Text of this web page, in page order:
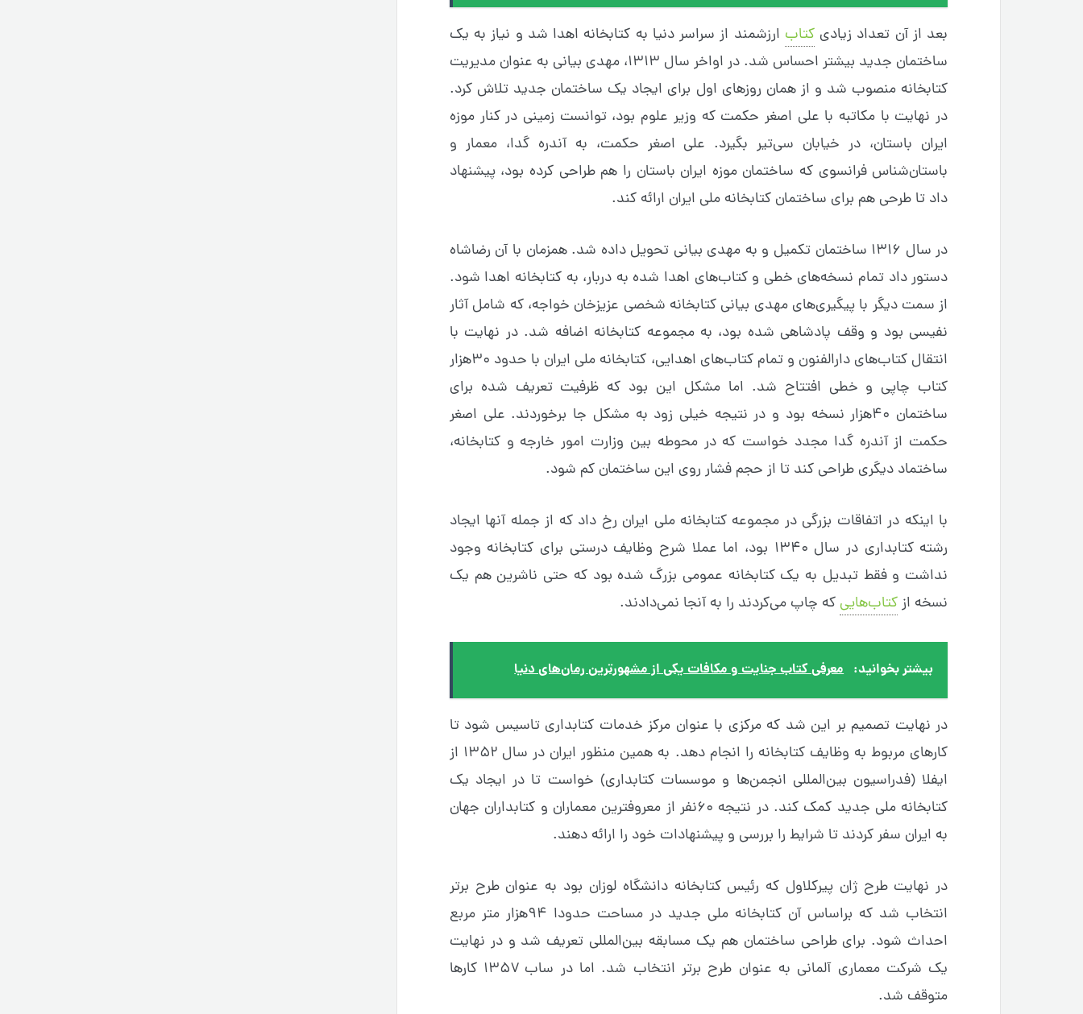
بعد از آن تعداد زیادیکتاب ارزشمند از سراسر دنیا به کتابخانه اهدا شد و نیاز به یک
ساختمان جدید بیشتر احساس شد. در اواخر سال ۱۳۱۳، مهدی بیانی به عنوان مدیریت
کتابخانه منصوب شد و از همان روزهای اول برای ایجاد یک ساختمان جدید تلاش کرد.
در نهایت با مکاتبه با علی اصغر حکمت که وزیر علوم بود، توانست زمینی در کنار موزه
ایران باستان، در خیابان سی‌تیر بگیرد. علی اصغر حکمت، به آندره گدا، معمار و
باستان‌شناس فرانسوی که ساختمان موزه ایران باستان را هم طراحی کرده بود، پیشنهاد
داد تا طرحی هم برای ساختمان کتابخانه ملی ایران ارائه کند.
در سال ۱۳۱۶ ساختمان تکمیل و به مهدی بیانی تحویل داده شد. همزمان با آن رضاشاه
دستور داد تمام نسخه‌های خطی و کتاب‌های اهدا شده به دربار، به کتابخانه اهدا شود.
از سمت دیگر با پیگیری‌های مهدی بیانی کتابخانه شخصی عزیزخان خواجه، که شامل آثار
نفیسی بود و وقف پادشاهی شده بود، به مجموعه کتابخانه اضافه شد. در نهایت با
انتقال کتاب‌های دارالفنون و تمام کتاب‌های اهدایی، کتابخانه ملی ایران با حدود ۳۰هزار
کتاب چاپی و خطی افتتاح شد. اما مشکل این بود که ظرفیت تعریف شده برای
ساختمان ۴۰هزار نسخه بود و در نتیجه خیلی زود به مشکل جا برخوردند. علی اصغر
حکمت از آندره گدا مجدد خواست که در محوطه بین وزارت امور خارجه و کتابخانه،
ساختماد دیگری طراحی کند تا از حجم فشار روی این ساختمان کم شود.
با اینکه در اتفاقات بزرگی در مجموعه کتابخانه ملی ایران رخ داد که از جمله آنها ایجاد
رشته کتابداری در سال ۱۳۴۰ بود، اما عملا شرح وظایف درستی برای کتابخانه وجود
نداشت و فقط تبدیل به یک کتابخانه عمومی بزرگ شده بود که حتی ناشرین هم یک
نسخه ازکتاب‌هایی که چاپ می‌کردند را به آنجا نمی‌دادند.
بیشتر بخوانید: معرفی کتاب جنایت و مکافات یکی از مشهورترین رمان‌های دنیا
در نهایت تصمیم بر این شد که مرکزی با عنوان مرکز خدمات کتابداری تاسیس شود تا
کارهای مربوط به وظایف کتابخانه را انجام دهد. به همین منظور ایران در سال ۱۳۵۲ از
ایفلا (فدراسیون بین‌المللی انجمن‌ها و موسسات کتابداری) خواست تا در ایجاد یک
کتابخانه ملی جدید کمک کند. در نتیجه ۶۰نفر از معروفترین معماران و کتابداران جهان
به ایران سفر کردند تا شرایط را بررسی و پیشنهادات خود را ارائه دهند.
در نهایت طرح ژان پیرکلاول که رئیس کتابخانه دانشگاه لوزان بود به عنوان طرح برتر
انتخاب شد که براساس آن کتابخانه ملی جدید در مساحت حدودا ۹۴هزار متر مربع
احداث شود. برای طراحی ساختمان هم یک مسابقه بین‌المللی تعریف شد و در نهایت
یک شرکت معماری آلمانی به عنوان طرح برتر انتخاب شد. اما در ساب ۱۳۵۷ کارها
متوقف شد.